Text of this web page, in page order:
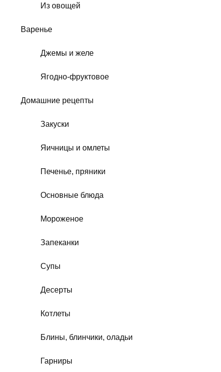
Из овощей
Варенье
Джемы и желе
Ягодно-фруктовое
Домашние рецепты
Закуски
Яичницы и омлеты
Печенье, пряники
Основные блюда
Мороженое
Запеканки
Супы
Десерты
Котлеты
Блины, блинчики, оладьи
Гарниры